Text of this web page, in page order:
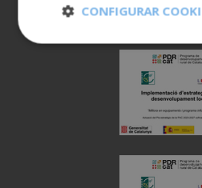
CONFIGURAR
Cookies
estrictamente
necesarias
Cookies de